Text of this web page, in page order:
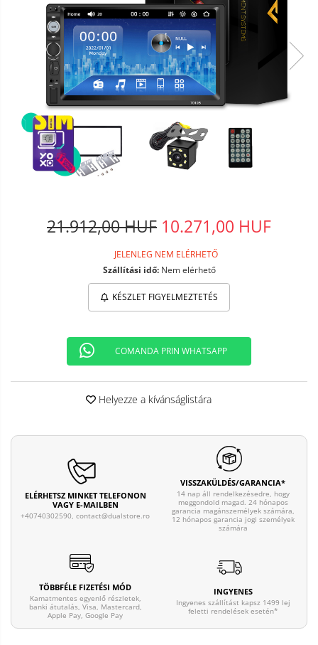
21.912,00 HUF 10.271,00 HUF
JELENLEG NEM ELÉRHETŐ
Szállítási idő:Nem elérhető
KÉSZLET FIGYELMEZTETÉS
COMANDA PRIN WHATSAPP
Helyezze a kívánságlistára
ELÉRHETSZ MINKET TELEFONON
VAGY E-MAILBEN
+40740302590, contact@dualstore.ro
VISSZAKÜLDÉS/GARANCIA*
14 nap áll rendelkezésedre, hogy
meggondold magad. 24 hónapos
garancia magánszemélyek számára,
12 hónapos garancia jogi személyek
számára
TÖBBFÉLE FIZETÉSI MÓD
Kamatmentes egyenlő részletek,
banki átutalás, Visa, Mastercard,
Apple Pay, Google Pay
INGYENES
Ingyenes szállítást kapsz 1499 lej
feletti rendelések esetén*